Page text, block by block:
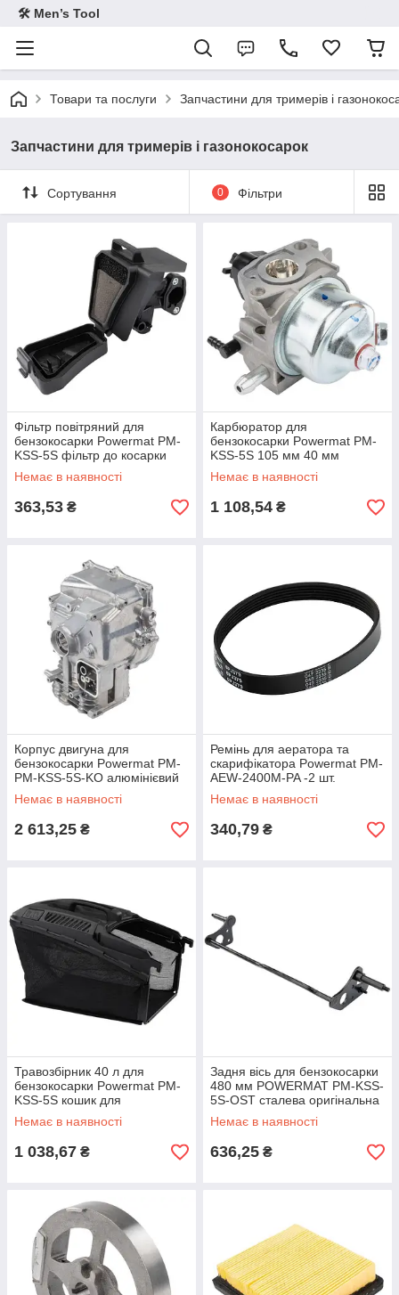
🛠 Men’s Tool
Товари та послуги Запчастини для тримерів і
Запчастини для тримерів і газонокосарок
Сортування 0 Фільтри
Фільтр повітряний для
бензокосарки Powermat PM-
KSS-5S фільтр до косарки
Немає в наявності
363,53 ₴
Карбюратор для
бензокосарки Powermat PM-
KSS-5S 105 мм 40 мм
кріплення газонокосарки
двигун
Немає в наявності
1 108,54 ₴
Корпус двигуна для
бензокосарки Powermat PM-
PM-KSS-5S-KO алюмінієвий
моторний блок
Немає в наявності
2 613,25 ₴
Ремінь для аератора та
скарифікатора Powermat PM-
AEW-2400M-PA -2 шт.
привідний ремінь для заміни
Немає в наявності
340,79 ₴
Травозбірник 40 л для
бензокосарки Powermat PM-
KSS-5S кошик для
газонокосарки оригінальна
запчастина
Немає в наявності
1 038,67 ₴
Задня вісь для бензокосарки
480 мм POWERMAT PM-KSS-
5S-OST сталева оригінальна
сумісна деталь
Немає в наявності
636,25 ₴